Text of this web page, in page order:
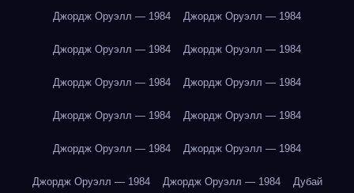
Джордж Оруэлл — 1984 Джордж Оруэлл — 1984
Джордж Оруэлл — 1984 Джордж Оруэлл — 1984
Джордж Оруэлл — 1984 Джордж Оруэлл — 1984
Джордж Оруэлл — 1984 Джордж Оруэлл — 1984
Джордж Оруэлл — 1984 Джордж Оруэлл — 1984
Джордж Оруэлл — 1984 Джордж Оруэлл — 1984 Дубай